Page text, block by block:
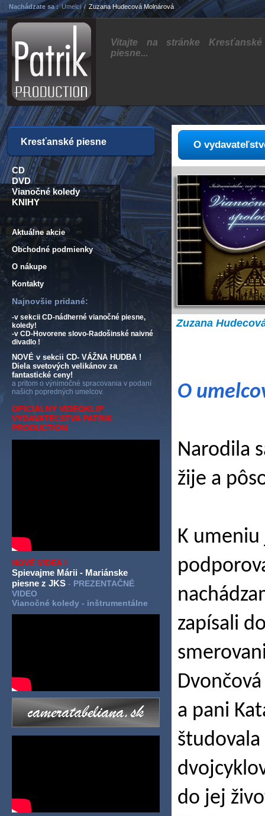
Zuzana
Nachádzate sa : Umelci / Zuzana Hudecová Molnárová
Vitajte na stránke Kresťanské
piesne...
Kresťanské piesne
CD
DVD
Vianočné koledy
KNIHY
Aktuálne akcie
Obchodné podmienky
O nákupe
Kontakty
Najnovšie pridané:
-v sekcii CD-nádherné vianočné piesne,
koledy!
-v CD-Hovorene slovo-Radošinské naivné
divadlo !
NOVÉ v sekcii CD- VÁŽNA HUDBA !
Diela svetových velikánov za
fantastické ceny!
a pritom o výnimočné spracovania v podaní
našich popredných umelcov.
OFICIÁLNY VIDEOKLIP
VYDAVATEĽSTVA PATRIK
PRODUCTION
NOVÉ VIDEÁ !
Spievajme Márii - Mariánske
piesne z JKS - PREZENTAČNÉ
VIDEO
Vianočné koledy - inštrumentálne
O
O
Narodila
žije a
K
zapísali
a pani
do jej